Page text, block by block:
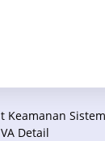
Keamanan Sistem
Detail